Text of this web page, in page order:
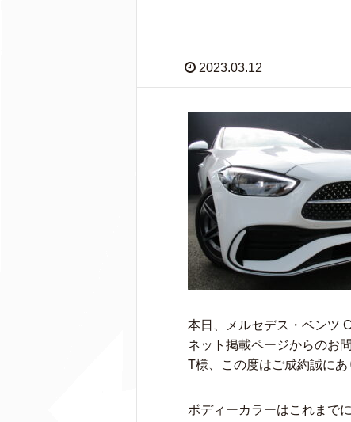
2023.03.12
本日、メルセデス・ベンツ
ネット掲載ページからのお
T様、この度はご成約誠にあ
ボディーカラーはこれまで